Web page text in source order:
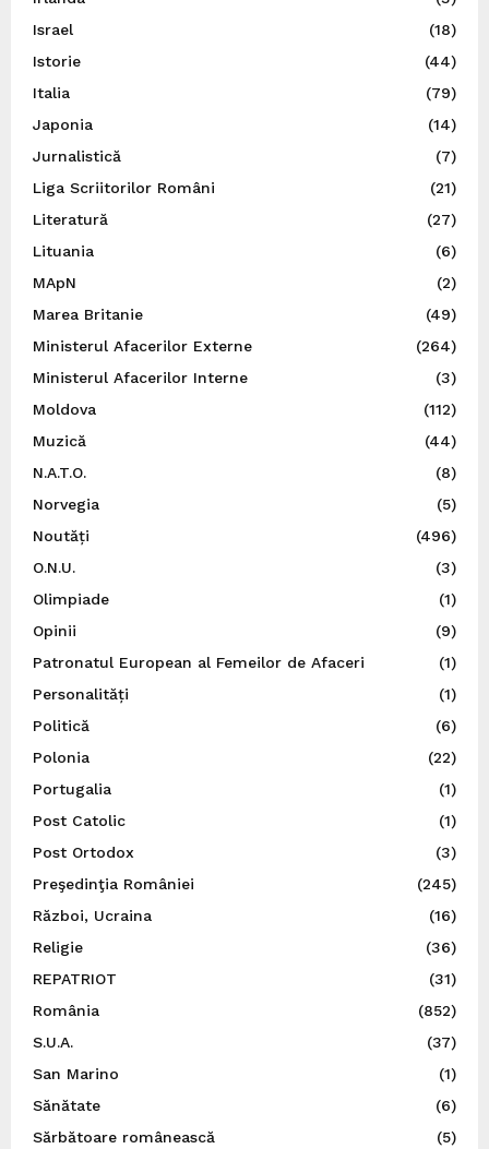
Israel
(18)
Istorie
(44)
Italia
(79)
Japonia
(14)
Jurnalistică
(7)
Liga Scriitorilor Români
(21)
Literatură
(27)
Lituania
(6)
MApN
(2)
Marea Britanie
(49)
Ministerul Afacerilor Externe
(264)
Ministerul Afacerilor Interne
(3)
Moldova
(112)
Muzică
(44)
N.A.T.O.
(8)
Norvegia
(5)
Noutăți
(496)
O.N.U.
(3)
Olimpiade
(1)
Opinii
(9)
Patronatul European al Femeilor de Afaceri
(1)
Personalități
(1)
Politică
(6)
Polonia
(22)
Portugalia
(1)
Post Catolic
(1)
Post Ortodox
(3)
Preşedinţia României
(245)
Război, Ucraina
(16)
Religie
(36)
REPATRIOT
(31)
România
(852)
S.U.A.
(37)
San Marino
(1)
Sănătate
(6)
Sărbătoare românească
(5)